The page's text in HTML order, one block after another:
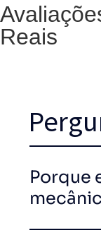
Reais
Porque